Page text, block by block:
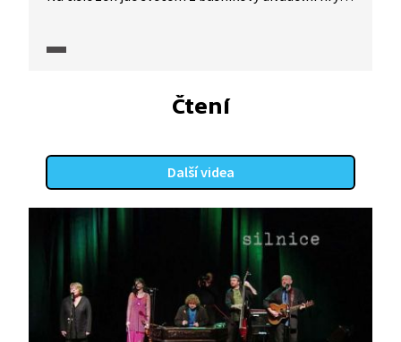
ve vybrané pasáži z pořadu Písně českých básníků.
Čtení
Další videa